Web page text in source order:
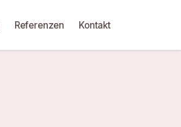
Referenzen Kontakt